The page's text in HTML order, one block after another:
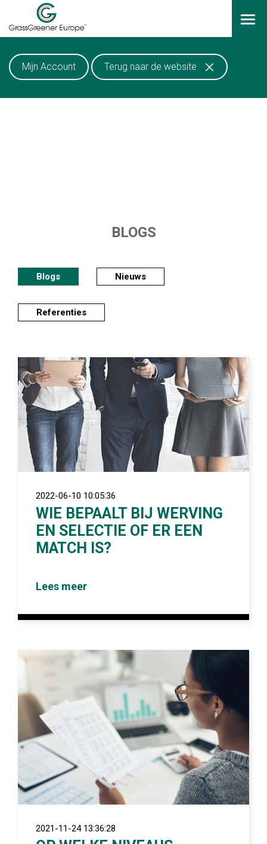
LOGIN
HOME
VACATURES ZOEKEN
OVER ONS
DOWNLOAD BROCHURE
WHITEPAPERS
CONTACT
Mijn Account Terug naar de website
BLOGS
Blogs Nieuws
Referenties
2022-06-10 10:05:36
WIE BEPAALT BIJ WERVING
EN SELECTIE OF ER EEN
MATCH IS?
Lees meer
2021-11-24 13:36:28